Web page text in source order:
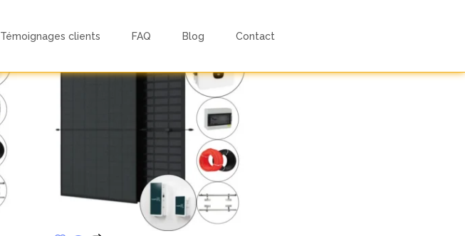
Témoignages clients FAQ Blog Contact